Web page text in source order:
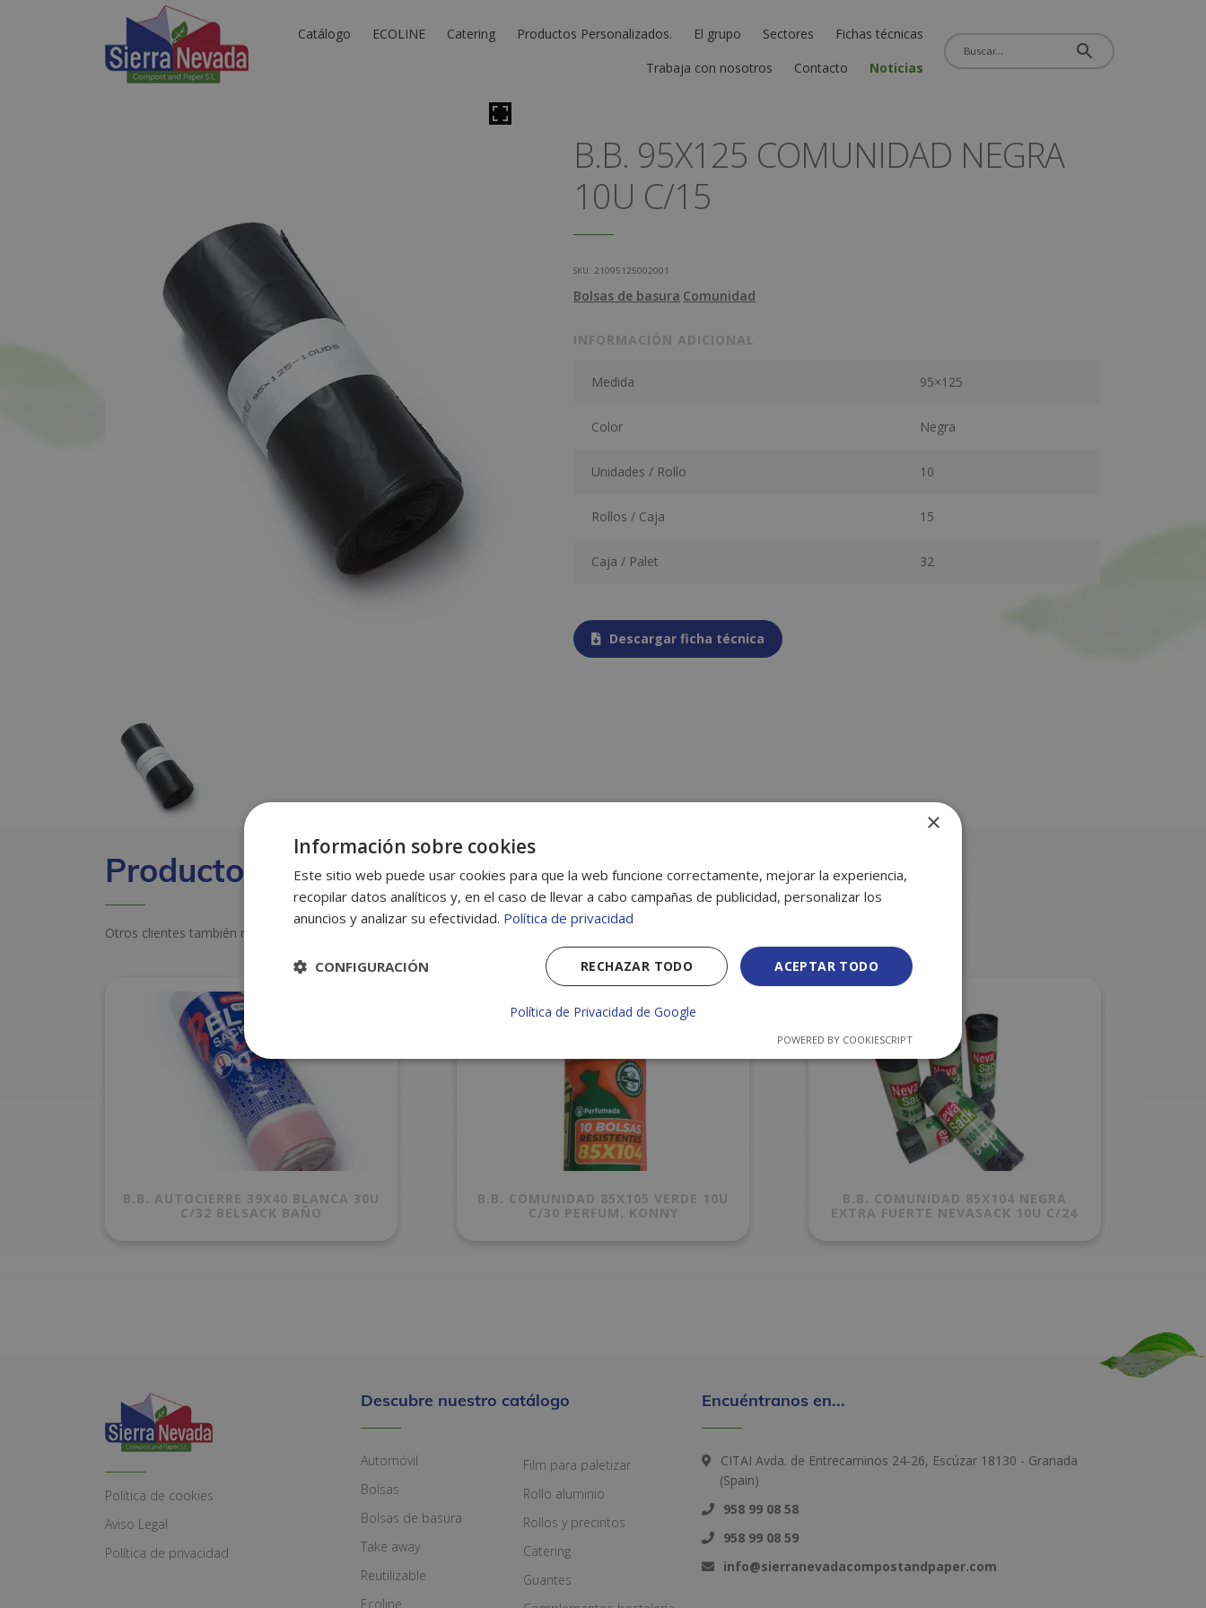
Catálogo ECOLINE Catering Productos Personalizados. El grupo Sectores
Fichas técnicas
Trabaja con nosotros
Contacto Noticias
B.B. 95X125 COMUNIDAD NEGRA
10U C/15
SKU: 21095125002001
Bolsas de basura Comunidad
INFORMACIÓN ADICIONAL
Medida 95×125
Color Negra
Unidades / Rollo 10
Rollos / Caja 15
Caja / Palet 32
Descargar ficha técnica
Productos relacionados
Otros clientes también miraron estos productos
B.B. AUTOCIERRE 39X40 BLANCA 30U
C/32 BELSACK BAÑO
B.B. COMUNIDAD 85X105 VERDE 10U
C/30 PERFUM. KONNY
B.B. COMUNIDAD 85X104 NEGRA
EXTRA FUERTE NEVASACK 10U C/24
Política de cookies
Aviso Legal
Política de privacidad
Descubre nuestro catálogo
Automóvil
Bolsas
Bolsas de basura
Take away
Reutilizable
Ecoline
Film para paletizar
Rollo aluminio
Rollos y precintos
Catering
Guantes
Encuéntranos en...
CITAI Avda. de Entrecaminos 24-26, Escúzar 18130 - Granada
(Spain)
958 99 08 58
958 99 08 59
info@sierranevadacompostandpaper.com
×
Información sobre cookies
Este sitio web puede usar cookies para que la web funcione correctamente, mejorar la experiencia,
recopilar datos analíticos y, en el caso de llevar a cabo campañas de publicidad, personalizar los
anuncios y analizar su efectividad. Política de privacidad
ACEPTAR TODO
RECHAZAR TODO
CONFIGURACIÓN
Política de Privacidad de Google
POWERED BY COOKIESCRIPT